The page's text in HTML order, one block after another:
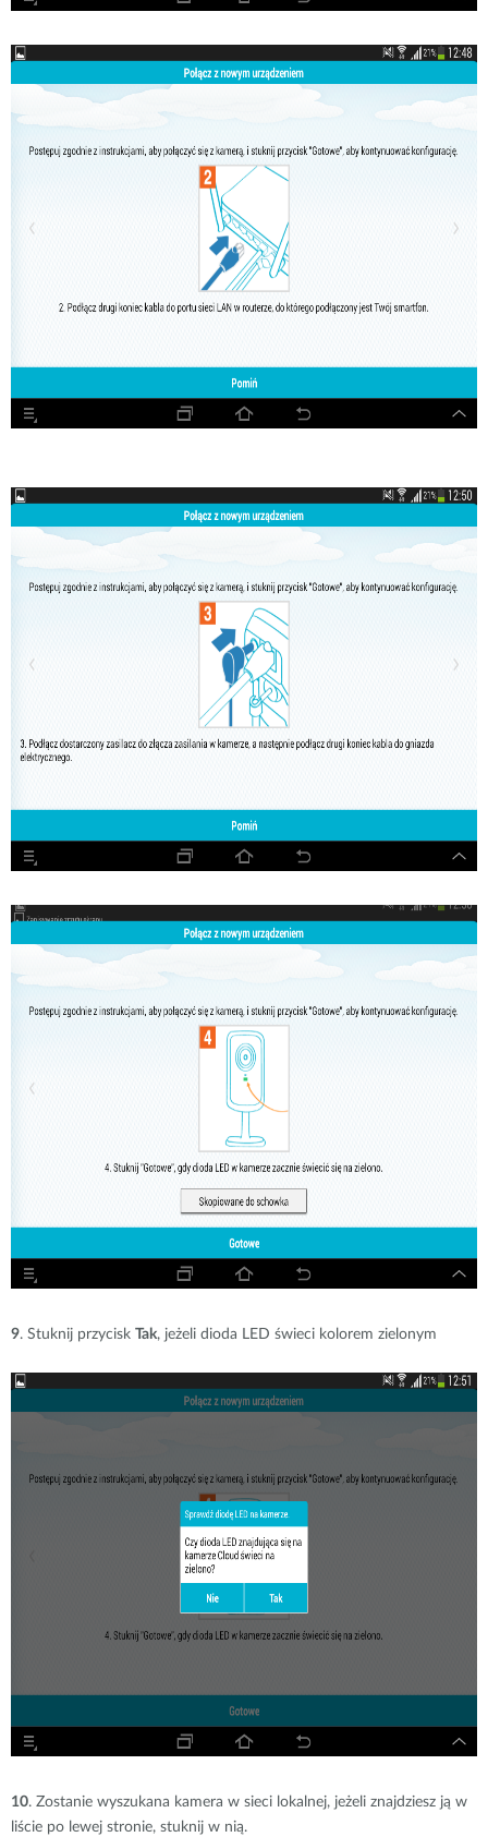
9. Stuknij przycisk Tak, jeżeli dioda LED świeci kolorem zielonym
10. Zostanie wyszukana kamera w sieci lokalnej, jeżeli znajdziesz ją w
liście po lewej stronie, stuknij w nią.